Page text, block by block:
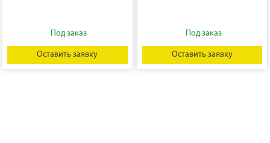
Оставить заявку Оставить заявку